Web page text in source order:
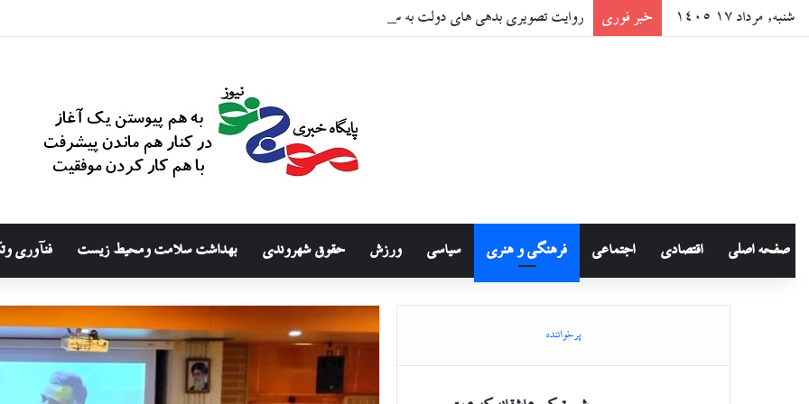
شنبه, مرداد ۱۷ ۱۴۰۵ خبر فوری روایت تصویری بدهی های دولت به سازمان تامین اجتماعی
صفحه اصلی اقتصادی اجتماعی فرهنگی و هنری سیاسی ورزش حقوق شهروندی بهداشت سلامت ومحیط زیست فنآوری
پرخواننده